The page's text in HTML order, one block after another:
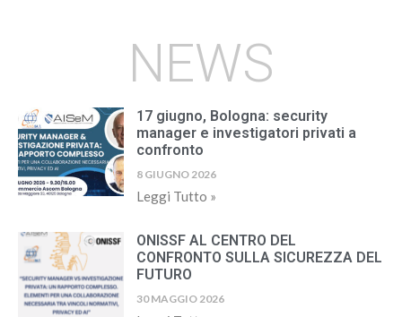
NEWS
17 giugno, Bologna: security
manager e investigatori privati a
confronto
8 GIUGNO 2026
Leggi Tutto »
ONISSF AL CENTRO DEL
CONFRONTO SULLA SICUREZZA DEL
FUTURO
30 MAGGIO 2026